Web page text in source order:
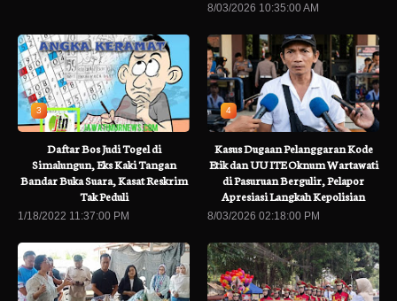
8/03/2026 10:35:00 AM
3
Daftar Bos Judi Togel di
Simalungun, Eks Kaki Tangan
Bandar Buka Suara, Kasat Reskrim
Tak Peduli
1/18/2022 11:37:00 PM
4
Kasus Dugaan Pelanggaran Kode
Etik dan UU ITE Oknum Wartawati
di Pasuruan Bergulir, Pelapor
Apresiasi Langkah Kepolisian
8/03/2026 02:18:00 PM